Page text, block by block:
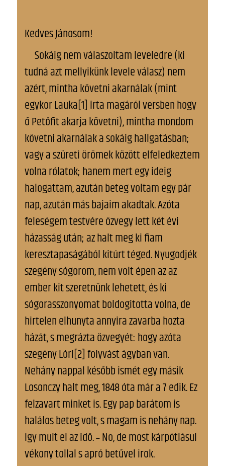
Kedves Jánosom!
Sokáig nem válaszoltam leveledre (ki
tudná azt mellyikünk levele válasz) nem
azért, mintha követni akarnálak (mint
egykor Lauka[1] irta magáról versben hogy
ő Petőfit akarja követni), mintha mondom
követni akarnálak a sokáig hallgatásban;
vagy a szüreti örömek között elfeledkeztem
volna rólatok; hanem mert egy ideig
halogattam, azután beteg voltam egy pár
nap, azután más bajaim akadtak. Azóta
feleségem testvére özvegy lett két évi
házasság után; az halt meg ki fiam
keresztapaságából kitúrt téged. Nyugodjék
szegény sógorom, nem volt épen az az
ember kit szeretnünk lehetett, és ki
sógorasszonyomat boldogitotta volna, de
hirtelen elhunyta annyira zavarba hozta
házát, s megrázta özvegyét: hogy azóta
szegény Lóri[2] folyvást ágyban van.
Nehány nappal később ismét egy másik
Losonczy halt meg, 1848 óta már a 7 edik. Ez
felzavart minket is. Egy pap barátom is
halálos beteg volt, s magam is nehány nap.
Igy mult el az idő. ˗ No, de most kárpótlásul
vékony tollal s apró betűvel irok.